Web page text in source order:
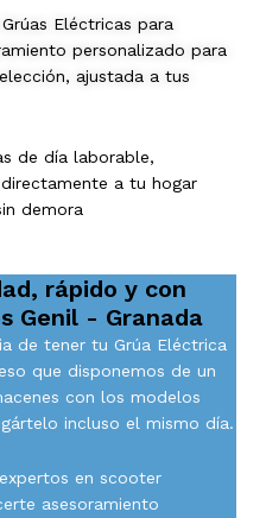
Eléctricas para
personalizado para
ajustada a tus
de día laborable,
a tu hogar
demora
rápido y con
Genil - Granada
de tener tu Grúa Eléctrica
que disponemos de un
con los modelos
incluso el mismo día.
en scooter
asesoramiento